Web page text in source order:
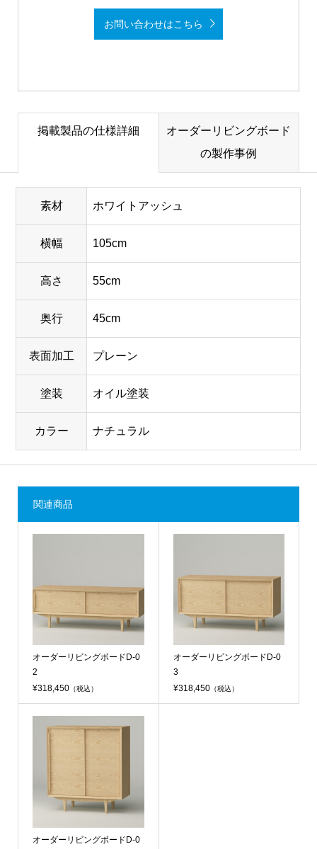
お問い合わせはこちら
掲載製品の仕様詳細
オーダーリビングボード
の製作事例
素材 ホワイトアッシュ
横幅 105cm
高さ 55cm
奥行 45cm
表面加工 プレーン
塗装 オイル塗装
カラー ナチュラル
関連商品
オーダーリビングボードD-0
2
¥318,450（税込）
オーダーリビングボードD-0
3
¥318,450（税込）
オーダーリビングボードD-0